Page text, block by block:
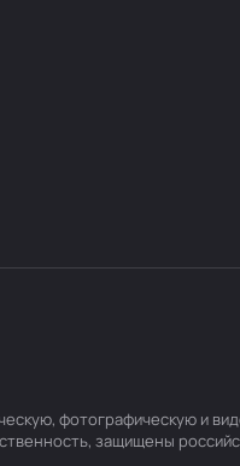
фотографическую и
защищены